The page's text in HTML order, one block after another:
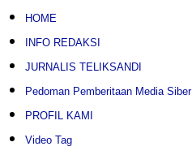
HOME
INFO REDAKSI
JURNALIS TELIKSANDI
Pedoman Pemberitaan Media Siber
PROFIL KAMI
Video Tag